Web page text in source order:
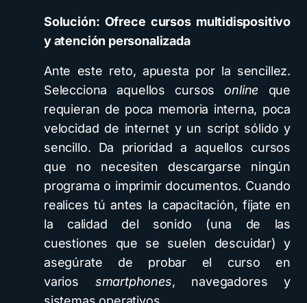
Solución: Ofrece cursos multidispositivo
y atención personalizada
Ante este reto, apuesta por la sencillez.
Selecciona aquellos cursosonline que
requieran de poca memoria interna, poca
velocidad de internet y un script sólido y
sencillo. Da prioridad a aquellos cursos
que no necesiten descargarse ningún
programa o imprimir documentos. Cuando
realices tú antes la capacitación, fíjate en
la calidad del sonido (una de las
cuestiones que se suelen descuidar) y
asegúrate de probar el curso en
varios smartphones, navegadores y